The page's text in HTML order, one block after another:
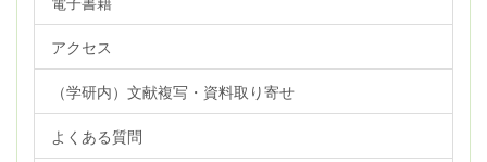
アクセス
（学研内）文献複写・資料取り寄せ
よくある質問